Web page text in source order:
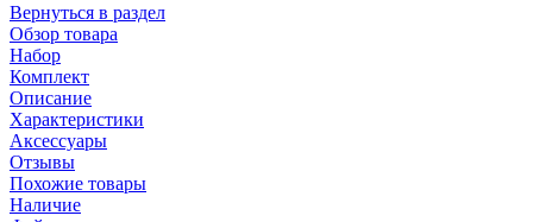
Вернуться в раздел
Обзор товара
Набор
Комплект
Описание
Характеристики
Аксессуары
Отзывы
Похожие товары
Наличие